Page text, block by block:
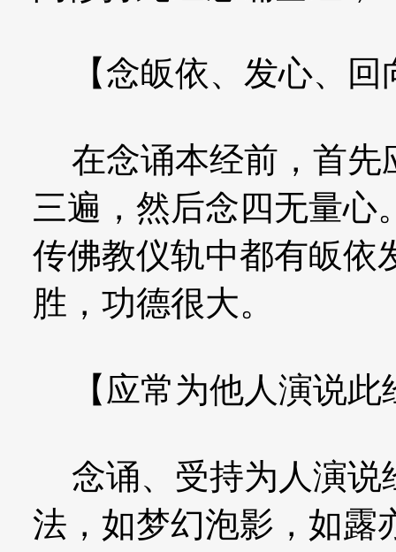
【念皈依、发心、回
在念诵本经前，首先
三遍，然后念四无量心
传佛教仪轨中都有皈依
胜，功德很大。
【应常为他人演说此
念诵、受持为人演说
法，如梦幻泡影，如露